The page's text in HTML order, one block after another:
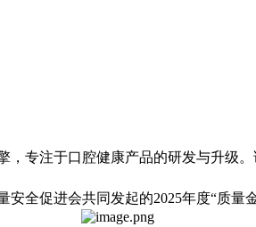
，专注于口腔健康产品的研发与升级
安全促进会共同发起的2025年度“质量